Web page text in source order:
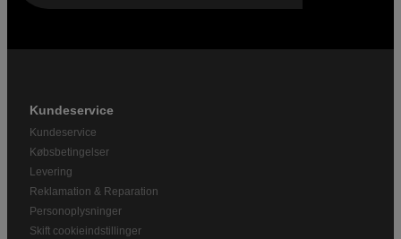
Kundeservice
Kundeservice
Købsbetingelser
Levering
Reklamation & Reparation
Personoplysninger
Skift cookieindstillinger